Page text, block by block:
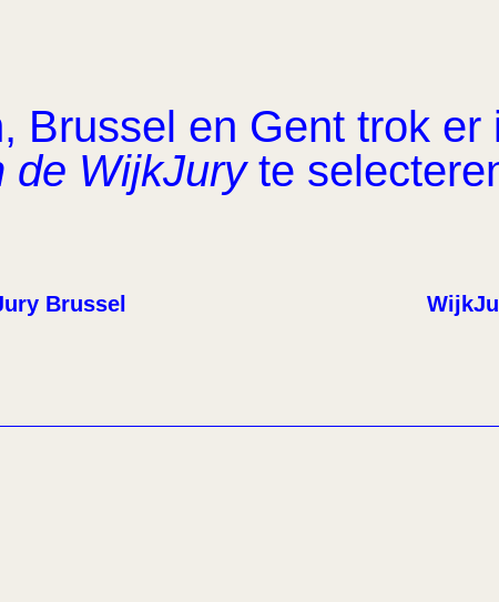
Brussel en Gent trok er
de WijkJuryte
Brussel